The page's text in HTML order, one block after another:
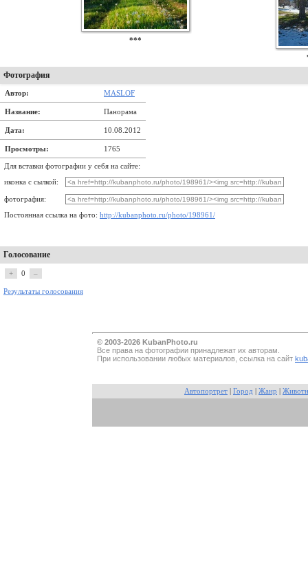
***
Фотография
Автор: MASLOF
Название: Панорама
Дата: 10.08.2012
Просмотры: 1765
Для вставки фотографии у себя на сайте:
иконка с сылкой:
фотография:
Постоянная ссылка на фото: http://kubanphoto.ru/photo/198961/
Голосование
+ 0 –
Результаты голосования
© 2003-2026 KubanPhoto.ru
Все прaва на фотографии принадлежат их авторам.
При использовании любых материалов, ссылка на сайт
Автопортрет Город Жанр